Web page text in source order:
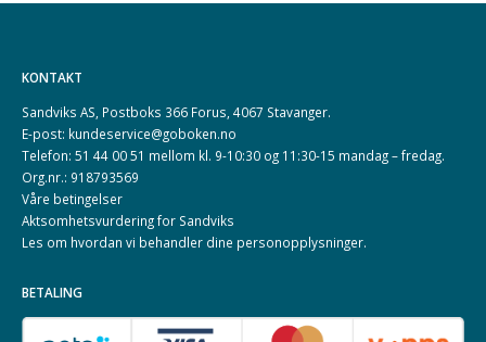
KONTAKT
Sandviks AS, Postboks 366 Forus, 4067 Stavanger.
E-post: kundeservice@goboken.no
Telefon: 51 44 00 51 mellom kl. 9-10:30 og 11:30-15 mandag – fredag.
Org.nr.: 918793569
Våre betingelser
Aktsomhetsvurdering for Sandviks
Les om hvordan vi behandler dine personopplysninger.
BETALING